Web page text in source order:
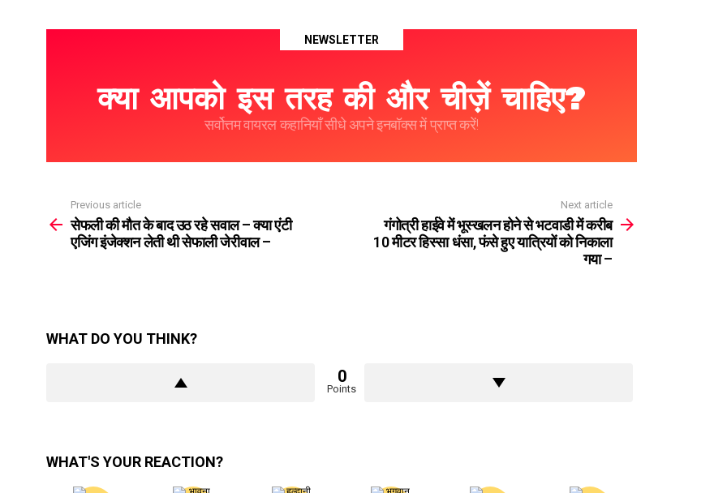
NEWSLETTER
क्या आपको इस तरह की और चीज़ें चाहिए?
सर्वोत्तम वायरल कहानियाँ सीधे अपने इनबॉक्स में प्राप्त करें!
more
Previous article
सेफली की मौत के बाद उठ रहे सवाल – क्या एंटी
एजिंग इंजेक्शन लेती थी सेफाली जेरीवाल –
Next article
गंगोत्री हाईवे में भूस्खलन होने से भटवाडी में करीब
10 मीटर हिस्सा धंसा, फंसे हुए यात्रियों को निकाला
गया –
WHAT DO YOU THINK?
0
Points
WHAT'S YOUR REACTION?